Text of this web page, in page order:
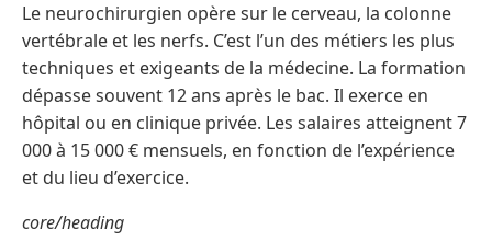
Le neurochirurgien opère sur le cerveau, la colonne
vertébrale et les nerfs. C’est l’un des métiers les plus
techniques et exigeants de la médecine. La formation
dépasse souvent 12 ans après le bac. Il exerce en
hôpital ou en clinique privée. Les salaires atteignent 7
000 à 15 000 € mensuels, en fonction de l’expérience
et du lieu d’exercice.
core/heading